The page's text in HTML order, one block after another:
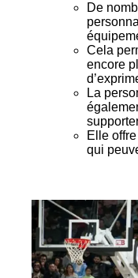
De
Cela
encore
La
Elle
qui